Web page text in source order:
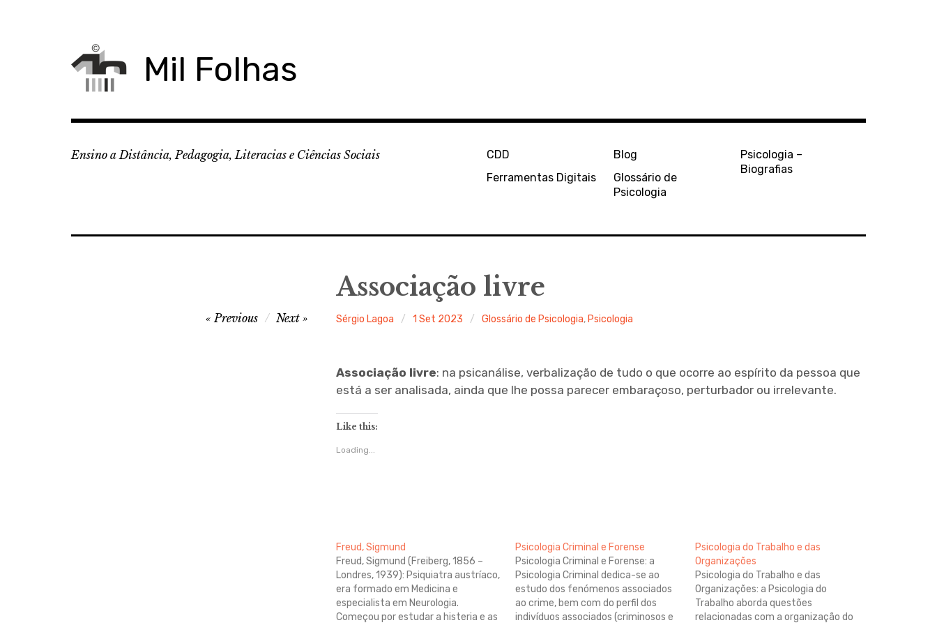
Mil Folhas
Ensino a Distância, Pedagogia, Literacias e Ciências Sociais
CDD
Ferramentas Digitais
Blog
Glossário de
Psicologia
Psicologia –
Biografias
Associação livre
Sérgio Lagoa 1 Set 2023 Glossário de Psicologia, Psicologia
Previous Next
Associação livre: na psicanálise, verbalização de tudo o que ocorre ao espírito da pessoa que
está a ser analisada, ainda que lhe possa parecer embaraçoso, perturbador ou irrelevante.
Like this:
Loading...
Freud, Sigmund
Freud, Sigmund (Freiberg, 1856 –
Londres, 1939): Psiquiatra austríaco,
era formado em Medicina e
especialista em Neurologia.
Começou por estudar a histeria e as
Psicologia Criminal e Forense
Psicologia Criminal e Forense: a
Psicologia Criminal dedica-se ao
estudo dos fenómenos associados
ao crime, bem com do perfil dos
indivíduos associados (criminosos e
Psicologia do Trabalho e das
Organizações
Psicologia do Trabalho e das
Organizações: a Psicologia do
Trabalho aborda questões
relacionadas com a organização do